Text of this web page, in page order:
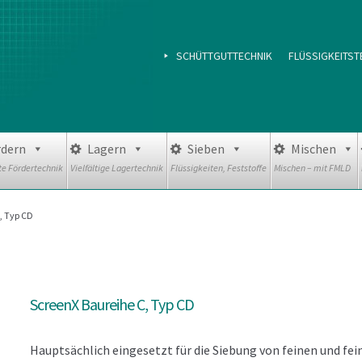
SCHÜTTGUTTECHNIK
Fördertechnik
Lagern
Vielfältige Lagertechnik
Sieben
Flüssigkeiten, Feststoffe
Mischen
Mischen – mit FMLD
Typ CD
ScreenX Baureihe C, Typ CD
Hauptsächlich eingesetzt für die Siebung von feinen und